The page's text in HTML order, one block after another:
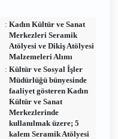
: Kadın Kültür ve Sanat
Merkezleri Seramik
Atölyesi ve Dikiş Atölyesi
Malzemeleri Alımı
: Kültür ve Sosyal İşler
Müdürlüğü bünyesinde
faaliyet gösteren Kadın
Kültür ve Sanat
Merkezlerinde
kullanılmak üzere; 5
kalem Seramik Atölyesi